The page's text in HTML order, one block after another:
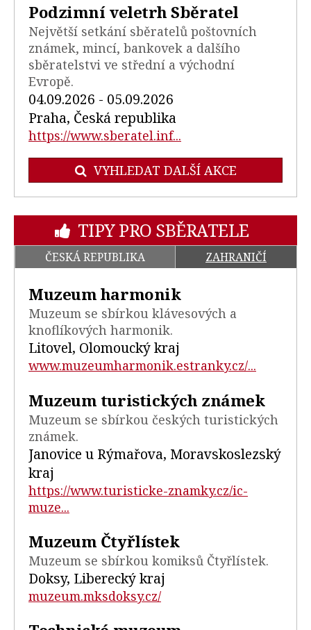
Podzimní veletrh Sběratel
Největší setkání sběratelů poštovních
známek, mincí, bankovek a dalšího
sběratelstvi ve střední a východní
Evropě.
04.09.2026 - 05.09.2026
Praha, Česká republika
https://www.sberatel.inf...
VYHLEDAT DALŠÍ AKCE
TIPY PRO SBĚRATELE
ČESKÁ REPUBLIKA ZAHRANIČÍ
Muzeum harmonik
Muzeum se sbírkou klávesových a
knoflíkových harmonik.
Litovel, Olomoucký kraj
www.muzeumharmonik.estranky.cz/...
Muzeum turistických známek
Muzeum se sbírkou českých turistických
známek.
Janovice u Rýmařova, Moravskoslezský
kraj
https://www.turisticke-znamky.cz/ic-
muze...
Muzeum Čtyřlístek
Muzeum se sbírkou komiksů Čtyřlístek.
Doksy, Liberecký kraj
muzeum.mksdoksy.cz/